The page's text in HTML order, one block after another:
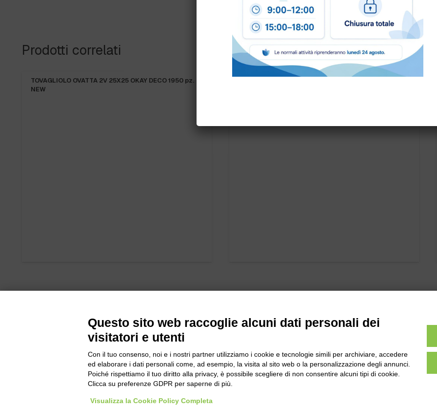
Prodotti correlati
TOVAGLIOLO OVATTA 2V 25X25 OKAY DECO 1950 pz.
NEW
PRONTA CONSEGNA
Bogliano Srl
Strada Statale 231 Alba-Bra
Borgo San Martino 44, 12060
Tel:0172-478161
Fax: 0172-487399
Questo sito web raccoglie alcuni dati personali dei
visitatori e utenti
Con il tuo consenso, noi e i nostri partner utilizziamo i cookie e tecnologie simili per archiviare, accedere
ed elaborare i dati personali come, ad esempio, la visita al sito web o la personalizzazione degli annunci.
Poiché rispettiamo il tuo diritto alla privacy, è possibile scegliere di non consentire alcuni tipi di cookie.
Clicca su preferenze GDPR per saperne di più.
Visualizza la Cookie Policy Completa